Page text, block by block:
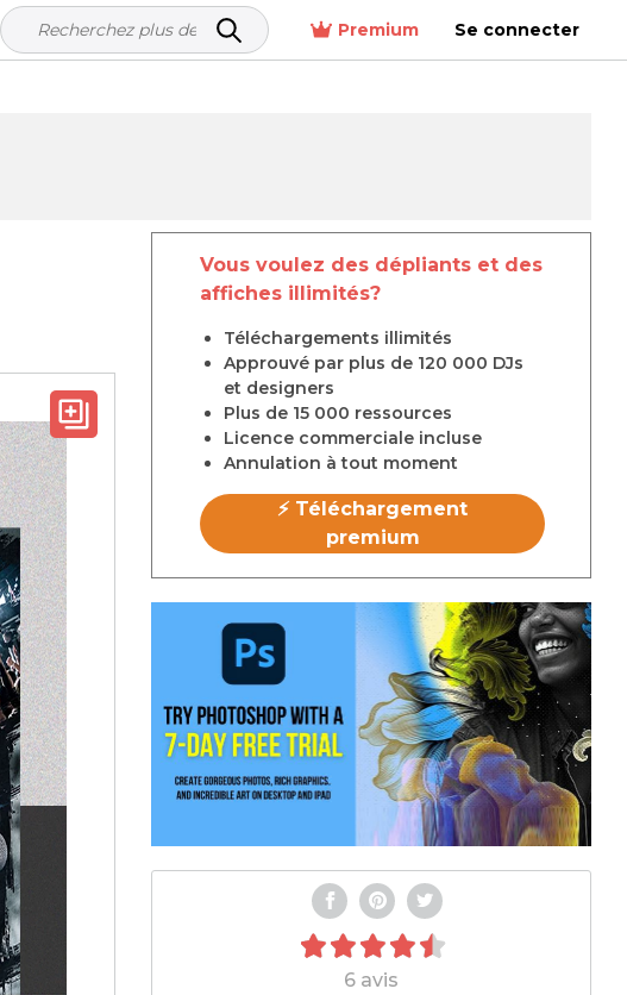
Premium Se connecter
Vous voulez des dépliants et des
affiches illimités?
Téléchargements illimités
Approuvé par plus de 120 000 DJs
et designers
Plus de 15 000 ressources
Licence commerciale incluse
Annulation à tout moment
⚡ Téléchargement
premium
6 avis